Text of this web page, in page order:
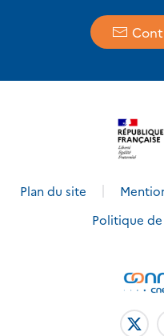
Plan du site
Politique